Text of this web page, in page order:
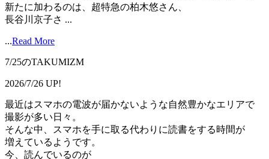
新たに加わるのは、超特急の柏木悠さん、
長谷川京子さ ...
...Read More
7/25のTAKUMIZM
2026/7/26 UP!
最近はスマホの電波が届かないような自然豊かなエリアで
撮影が多い日々。
そんな中、スマホを手に取る代わりに読書をする時間が
増えているようです。
今、読んでいるのが